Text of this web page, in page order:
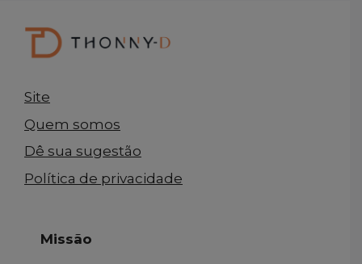
Site
Quem somos
Dê sua sugestão
Política de privacidade
Missão